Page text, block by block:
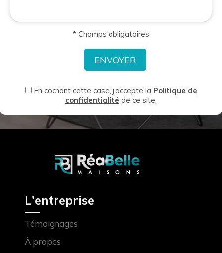
* Champs obligatoires
En cochant cette case, j’accepte la Politique de
confidentialité de ce site.
L'entreprise
Témoignages
À propos